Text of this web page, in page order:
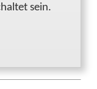
sein.